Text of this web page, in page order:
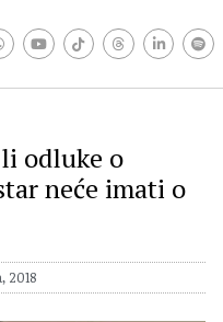
odluke o
neće imati o
2018